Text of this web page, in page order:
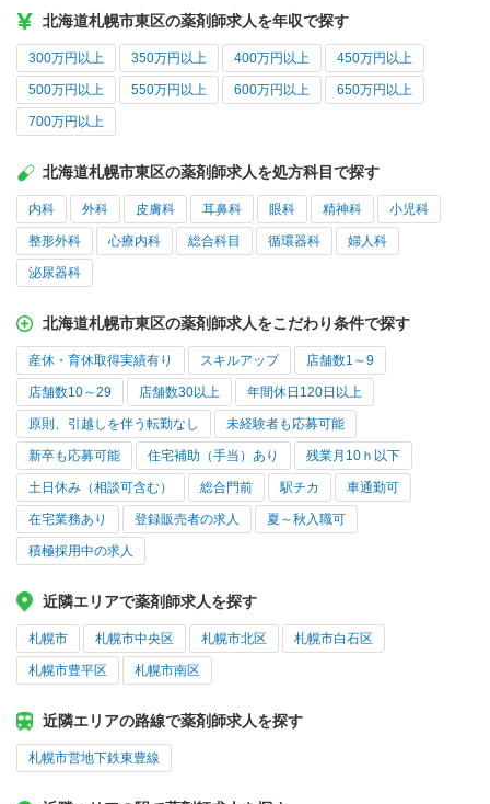
北海道札幌市東区の薬剤師求人を年収で探す
300万円以上 350万円以上 400万円以上 450万円以上
500万円以上 550万円以上 600万円以上 650万円以上
700万円以上
北海道札幌市東区の薬剤師求人を処方科目で探す
内科 外科 皮膚科 耳鼻科 眼科 精神科 小児科
整形外科 心療内科 総合科目 循環器科 婦人科
泌尿器科
北海道札幌市東区の薬剤師求人をこだわり条件で探す
産休・育休取得実績有り スキルアップ 店舗数1～9
店舗数10～29 店舗数30以上 年間休日120日以上
原則、引越しを伴う転勤なし 未経験者も応募可能
新卒も応募可能 住宅補助（手当）あり 残業月10ｈ以下
土日休み（相談可含む） 総合門前 駅チカ 車通勤可
在宅業務あり 登録販売者の求人 夏～秋入職可
積極採用中の求人
近隣エリアで薬剤師求人を探す
札幌市 札幌市中央区 札幌市北区 札幌市白石区
札幌市豊平区 札幌市南区
近隣エリアの路線で薬剤師求人を探す
札幌市営地下鉄東豊線